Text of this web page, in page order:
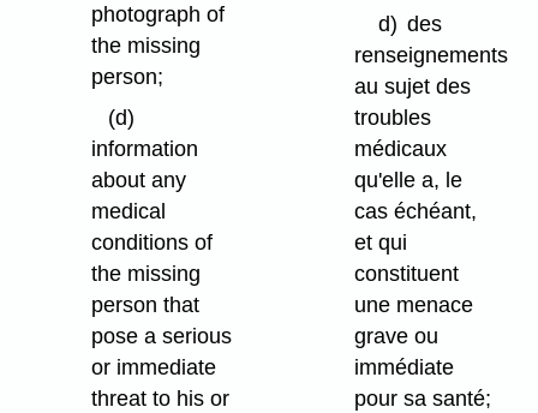
photograph of
the missing
person;
(d)
information
about any
medical
conditions of
the missing
person that
pose a serious
or immediate
threat to his or
d) des
renseignements
au sujet des
troubles
médicaux
qu'elle a, le
cas échéant,
et qui
constituent
une menace
grave ou
immédiate
pour sa santé;